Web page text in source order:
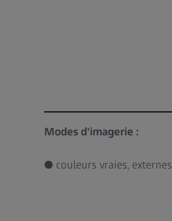
Modes d'imagerie :
● couleurs vraies, externes